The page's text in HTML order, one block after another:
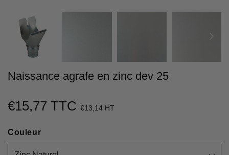
Naissance agrafe en zinc dev 25
€15,77 TTC €13,14 HT
price
Couleur